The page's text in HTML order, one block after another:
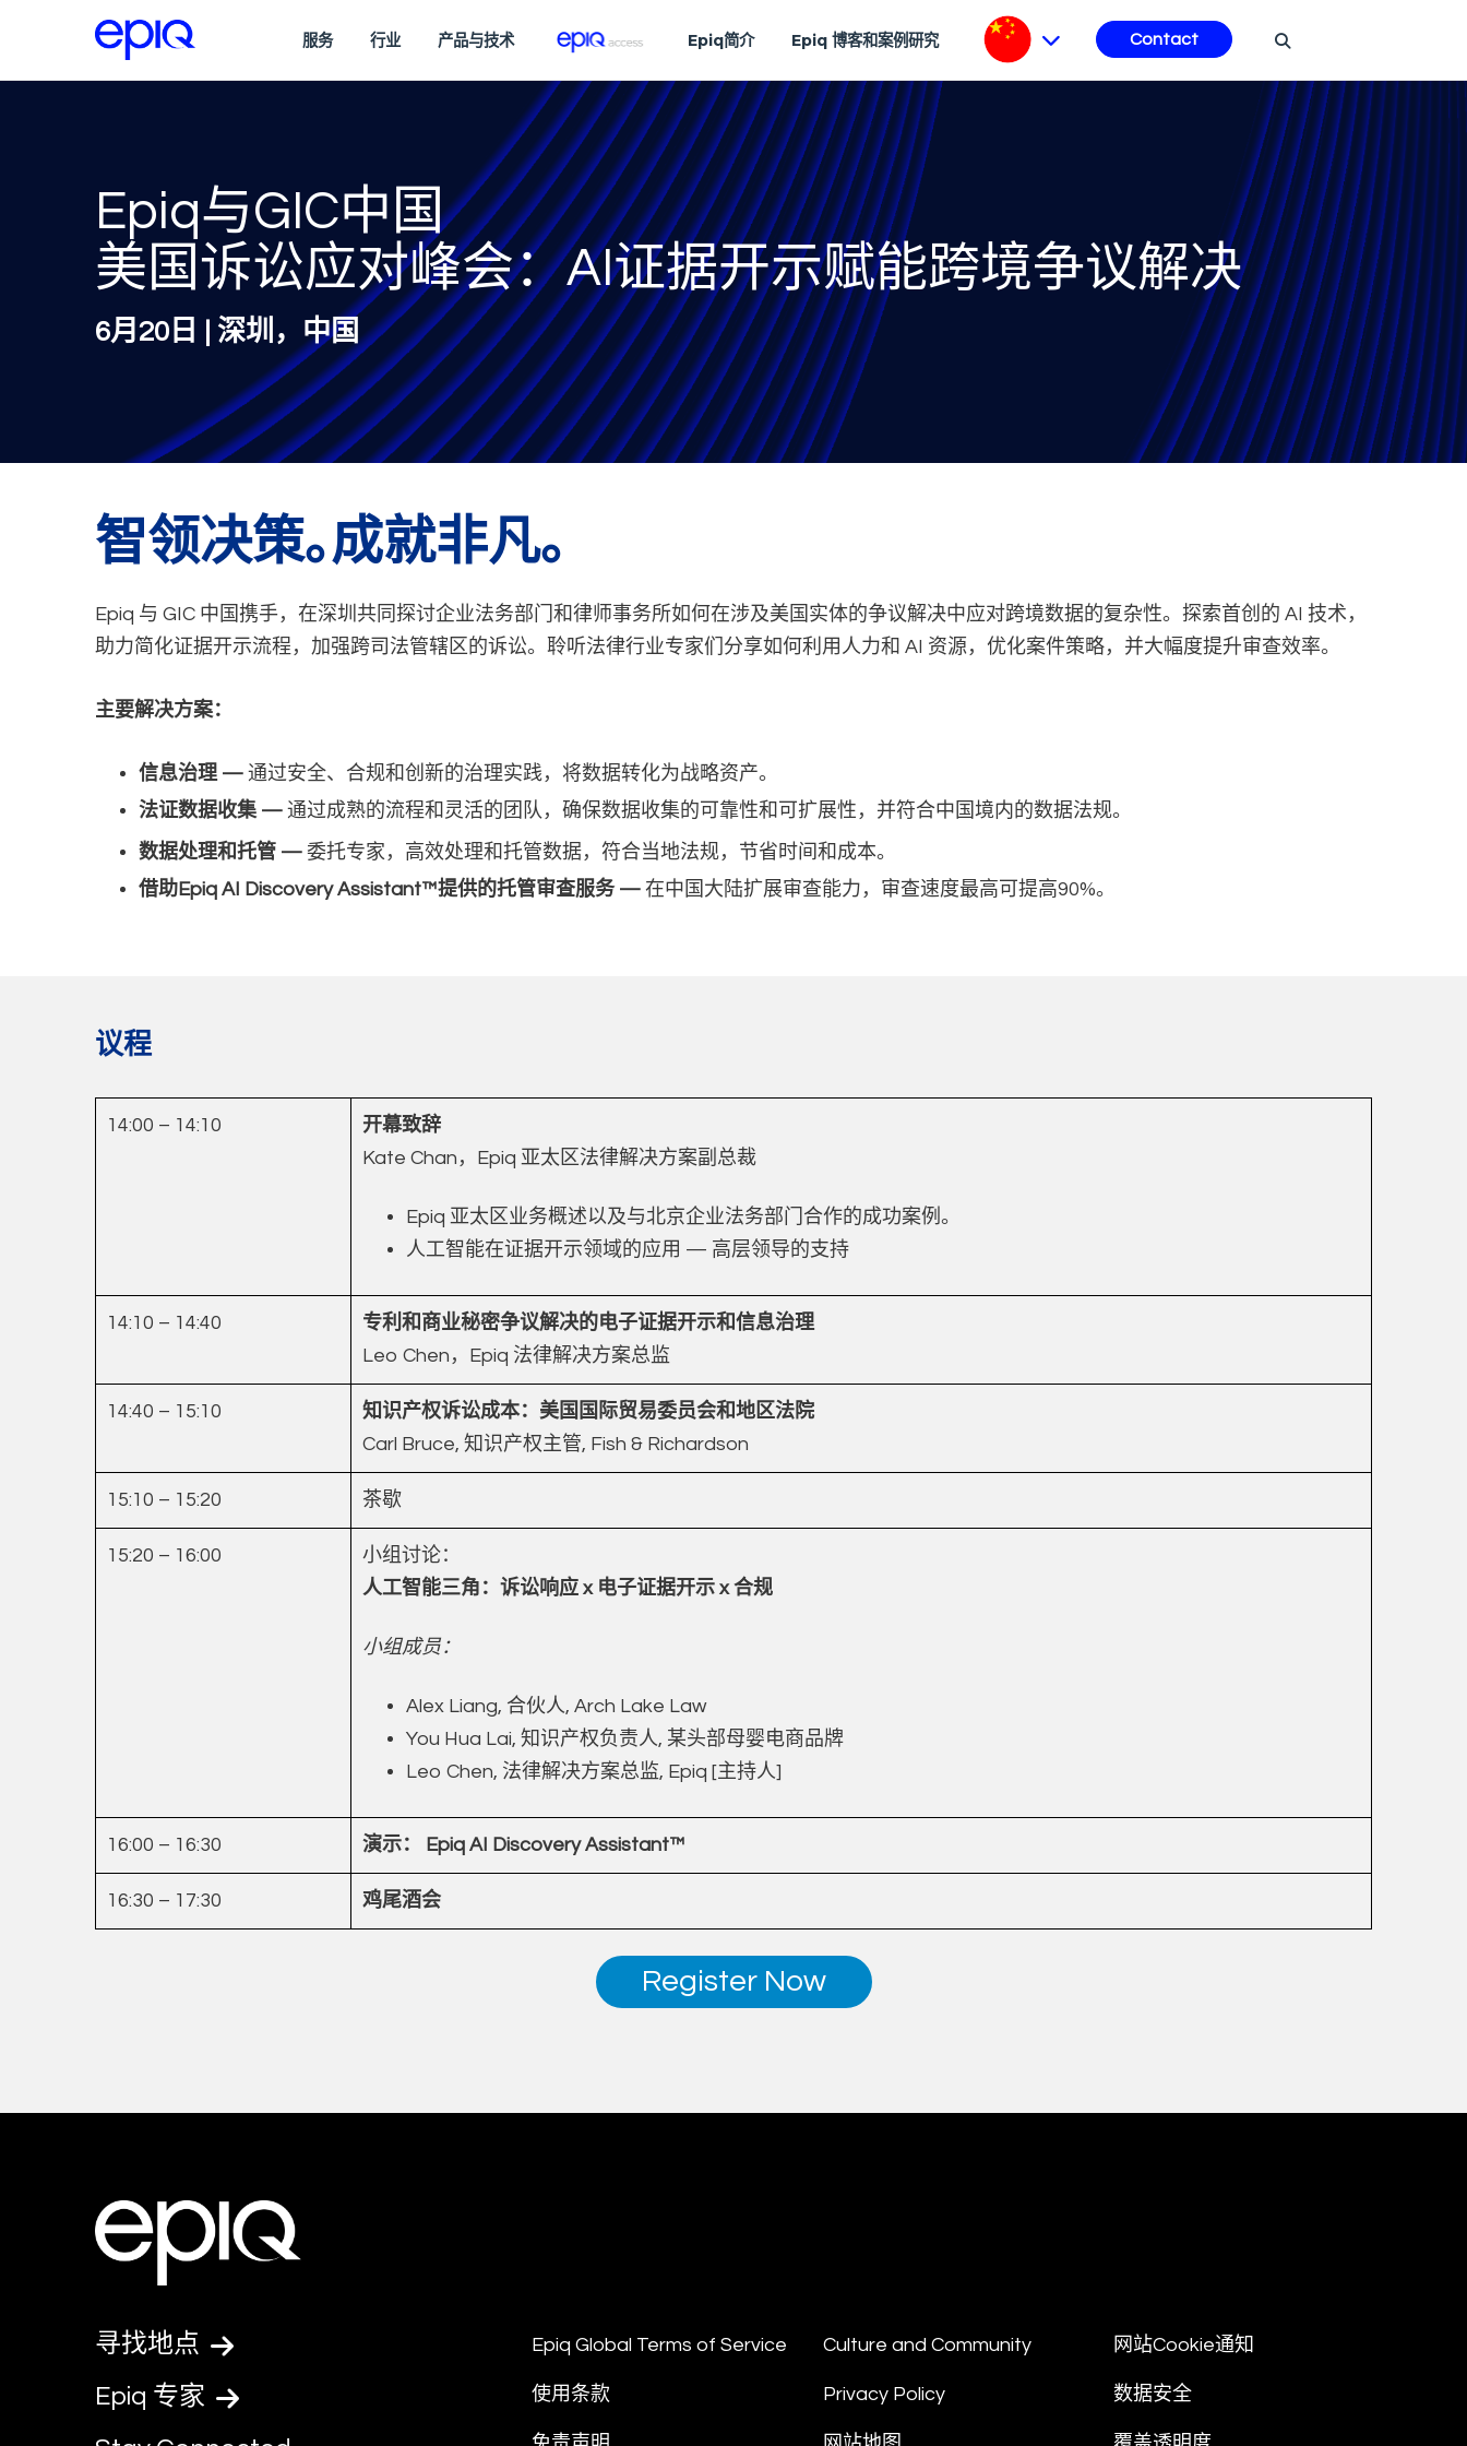
服务 行业 产品与技术 Epiq简介 Epiq 博客和案例研究 Contact
Epiq与GIC中国
美国诉讼应对峰会：AI证据开示赋能跨境争议解决
6月20日 | 深圳，中国
智领决策｡成就非凡｡
Epiq 与 GIC 中国携手，在深圳共同探讨企业法务部门和律师事务所如何在涉及美国实体的争议解决中应对跨境数据的复杂性。探索首创的 AI 技术，
助力简化证据开示流程，加强跨司法管辖区的诉讼。聆听法律行业专家们分享如何利用人力和 AI 资源，优化案件策略，并大幅度提升审查效率。
主要解决方案：
信息治理 — 通过安全、合规和创新的治理实践，将数据转化为战略资产。
法证数据收集 — 通过成熟的流程和灵活的团队，确保数据收集的可靠性和可扩展性，并符合中国境内的数据法规。
数据处理和托管 — 委托专家，高效处理和托管数据，符合当地法规，节省时间和成本。
借助Epiq AI Discovery Assistant™提供的托管审查服务 — 在中国大陆扩展审查能力，审查速度最高可提高90%。
议程
14:00 – 14:10
开幕致辞
Kate Chan，Epiq 亚太区法律解决方案副总裁
Epiq 亚太区业务概述以及与北京企业法务部门合作的成功案例。
人工智能在证据开示领域的应用 — 高层领导的支持
14:10 – 14:40
专利和商业秘密争议解决的电子证据开示和信息治理
Leo Chen，Epiq 法律解决方案总监
14:40 – 15:10
知识产权诉讼成本：美国国际贸易委员会和地区法院
Carl Bruce, 知识产权主管, Fish & Richardson
15:10 – 15:20 茶歇
15:20 – 16:00
小组讨论：
人工智能三角：诉讼响应 x 电子证据开示 x 合规
小组成员：
Alex Liang, 合伙人, Arch Lake Law
You Hua Lai, 知识产权负责人, 某头部母婴电商品牌
Leo Chen, 法律解决方案总监, Epiq [主持人]
16:00 – 16:30 演示： Epiq AI Discovery Assistant™
16:30 – 17:30 鸡尾酒会
Register Now
寻找地点
Epiq 专家
Epiq Global Terms of Service
使用条款
Culture and Community
Privacy Policy
网站Cookie通知
数据安全